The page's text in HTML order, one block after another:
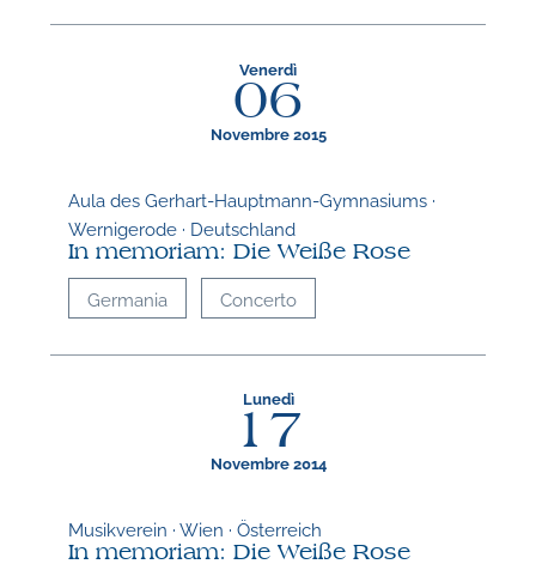
Venerdì
06
Novembre 2015
Aula des Gerhart-Hauptmann-Gymnasiums ·
Wernigerode · Deutschland
In memoriam: Die Weiße Rose
Germania Concerto
Lunedì
17
Novembre 2014
Musikverein · Wien · Österreich
In memoriam: Die Weiße Rose